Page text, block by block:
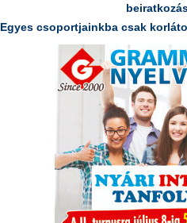
Egyes csoportjainkba csak